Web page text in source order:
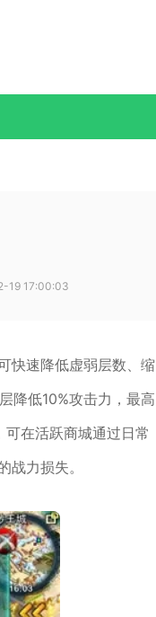
19 17:00:03
快速降低虚弱层数、缩
降低10%攻击力，最高
在活跃商城通过日常
力损失。